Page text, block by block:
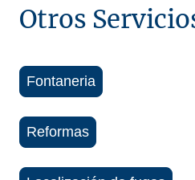
Otros
Fontaneria
Reformas